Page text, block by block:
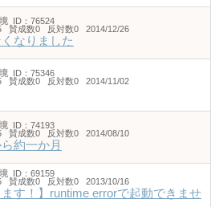
ID：76524
賛成数0 反対数0 2014/12/26
なりました
ID：75346
賛成数0 反対数0 2014/11/02
ID：74193
賛成数0 反対数0 2014/08/10
約一か月
ID：69159
賛成数0 反対数0 2013/10/16
ます！】runtime errorで起動できませ